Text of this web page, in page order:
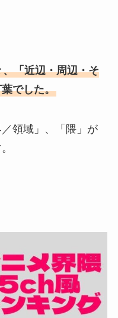
「近辺・周辺・そ
でした。
領域」、「隈」が